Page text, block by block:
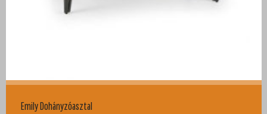
Emily Dohányzóasztal